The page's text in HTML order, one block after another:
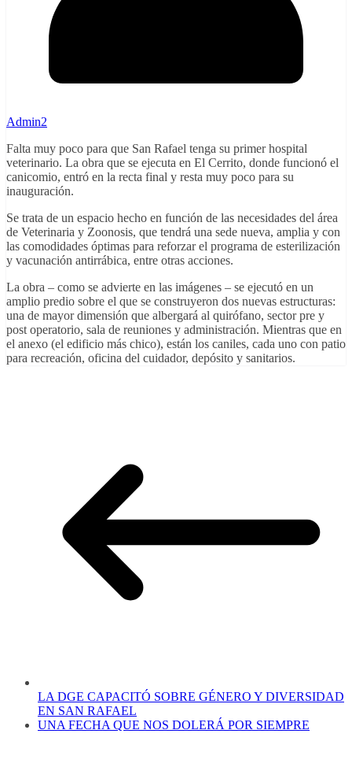
Admin2
Falta muy poco para que San Rafael tenga su primer hospital
veterinario. La obra que se ejecuta en El Cerrito, donde funcionó el
canicomio, entró en la recta final y resta muy poco para su
inauguración.
Se trata de un espacio hecho en función de las necesidades del área
de Veterinaria y Zoonosis, que tendrá una sede nueva, amplia y con
las comodidades óptimas para reforzar el programa de esterilización
y vacunación antirrábica, entre otras acciones.
La obra – como se advierte en las imágenes – se ejecutó en un
amplio predio sobre el que se construyeron dos nuevas estructuras:
una de mayor dimensión que albergará al quirófano, sector pre y
post operatorio, sala de reuniones y administración. Mientras que en
el anexo (el edificio más chico), están los caniles, cada uno con patio
para recreación, oficina del cuidador, depósito y sanitarios.
LA DGE CAPACITÓ SOBRE GÉNERO Y DIVERSIDAD
EN SAN RAFAEL
UNA FECHA QUE NOS DOLERÁ POR SIEMPRE